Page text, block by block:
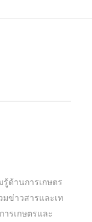
รู้ด้านการเกษตร
ข่าวสารและเท
รเกษตรและ